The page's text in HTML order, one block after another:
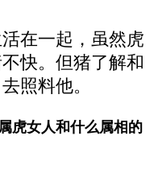
在一起，虽然虎
快。但猪了解和
照料他。
虎女人和什么属相的